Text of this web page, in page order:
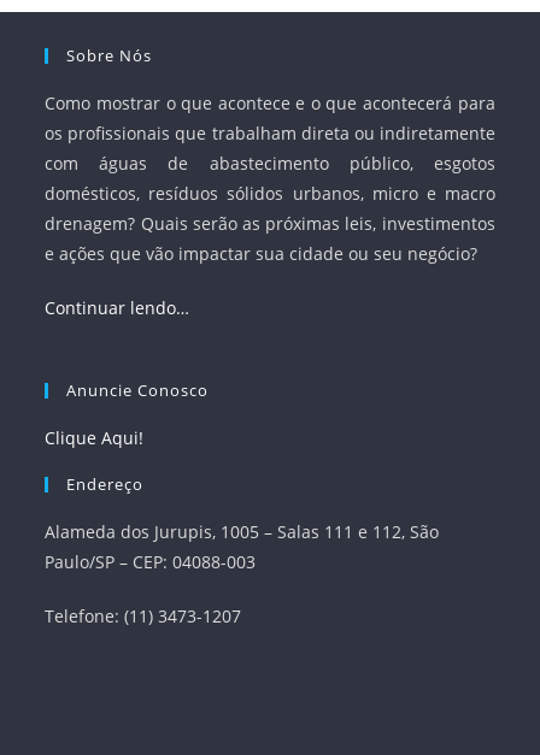
Sobre Nós
Como mostrar o que acontece e o que acontecerá para
os profissionais que trabalham direta ou indiretamente
com águas de abastecimento público, esgotos
domésticos, resíduos sólidos urbanos, micro e macro
drenagem? Quais serão as próximas leis, investimentos
e ações que vão impactar sua cidade ou seu negócio?
Continuar lendo…
Anuncie Conosco
Clique Aqui!
Endereço
Alameda dos Jurupis, 1005 – Salas 111 e 112, São
Paulo/SP – CEP: 04088-003
Telefone: (11) 3473-1207